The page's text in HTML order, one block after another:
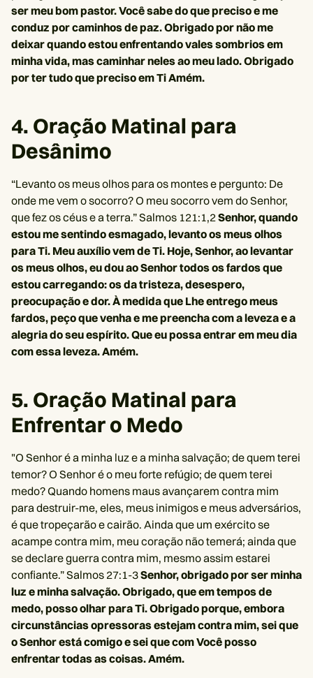
ser meu bom pastor. Você sabe do que preciso e me
conduz por caminhos de paz. Obrigado por não me
deixar quando estou enfrentando vales sombrios em
minha vida, mas caminhar neles ao meu lado. Obrigado
por ter tudo que preciso em Ti Amém.
4. Oração Matinal para
Desânimo
“Levanto os meus olhos para os montes e pergunto: De
onde me vem o socorro? O meu socorro vem do Senhor,
que fez os céus e a terra.” Salmos 121:1,2Senhor, quando
estou me sentindo esmagado, levanto os meus olhos
para Ti. Meu auxílio vem de Ti. Hoje, Senhor, ao levantar
os meus olhos, eu dou ao Senhor todos os fardos que
estou carregando: os da tristeza, desespero,
preocupação e dor. À medida que Lhe entrego meus
fardos, peço que venha e me preencha com a leveza e a
alegria do seu espírito. Que eu possa entrar em meu dia
com essa leveza. Amém.
5. Oração Matinal para
Enfrentar o Medo
"O Senhor é a minha luz e a minha salvação; de quem terei
temor? O Senhor é o meu forte refúgio; de quem terei
medo? Quando homens maus avançarem contra mim
para destruir-me, eles, meus inimigos e meus adversários,
é que tropeçarão e cairão. Ainda que um exército se
acampe contra mim, meu coração não temerá; ainda que
se declare guerra contra mim, mesmo assim estarei
confiante.” Salmos 27:1-3Senhor, obrigado por ser minha
luz e minha salvação. Obrigado, que em tempos de
medo, posso olhar para Ti. Obrigado porque, embora
circunstâncias opressoras estejam contra mim, sei que
o Senhor está comigo e sei que com Você posso
enfrentar todas as coisas. Amém.